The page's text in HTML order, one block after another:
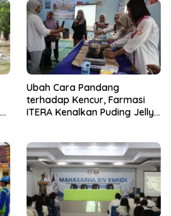
Ubah Cara Pandang
terhadap Kencur, Farmasi
ITERA Kenalkan Puding Jelly